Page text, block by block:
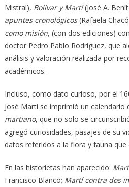
Mistral), Bolívar y Martí(José A.
apuntes cronológicos(Rafaela
como misión, (con dos ediciones)
doctor Pedro Pablo Rodríguez, que
análisis y valoración realizada por
académicos.
Incluso, como dato curioso, por el
José Martí se imprimió un calendario
martiano, que no solo se
agregó curiosidades, pasajes de su
datos referidos a la flora y fauna que
En las historietas han aparecido:
Francisco Blanco; Martí contra dos